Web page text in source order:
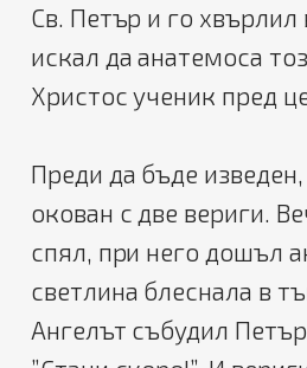
Св. Петър и го хвърлил
искал да анатемоса
Христос ученик пред
Преди да бъде
окован с две вериги.
спял, при него дошъл
светлина блеснала в
Ангелът събудил